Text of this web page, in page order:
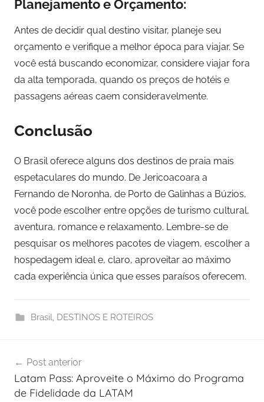
Planejamento e Orçamento:
Antes de decidir qual destino visitar, planeje seu
orçamento e verifique a melhor época para viajar. Se
você está buscando economizar, considere viajar fora
da alta temporada, quando os preços de hotéis e
passagens aéreas caem consideravelmente.
Conclusão
O Brasil oferece alguns dos destinos de praia mais
espetaculares do mundo. De Jericoacoara a
Fernando de Noronha, de Porto de Galinhas a Búzios,
você pode escolher entre opções de turismo cultural,
aventura, romance e relaxamento. Lembre-se de
pesquisar os melhores pacotes de viagem, escolher a
hospedagem ideal e, claro, aproveitar ao máximo
cada experiência única que esses paraísos oferecem.
Brasil, DESTINOS E ROTEIROS
de
Post
Post anterior
Latam Pass: Aproveite o Máximo do Programa
de Fidelidade da LATAM